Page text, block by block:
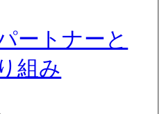
ートナーと
組み